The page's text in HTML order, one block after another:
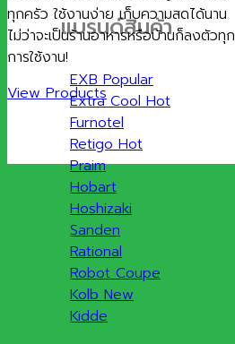
แบรนด์สินค้า
EXB
Extra Cool
Furnotel
Retigo
Praim
Hobart
Hoshizaki
Sanden
Rational
Robot Coupe
Kolb
Kidde
ทุกครัว ใช้งานง่าย เก็บความสดได้นาน
ไม่ว่าจะเป็นร้านอาหารหรือบ้านก็ลงตัวทุก
การใช้งาน!
View Products